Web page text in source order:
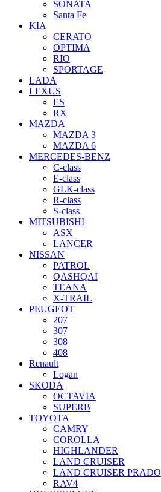
SONATA
Santa Fe
KIA
CERATO
OPTIMA
RIO
SPORTAGE
LADA
LEXUS
ES
RX
MAZDA
MAZDA 3
MAZDA 6
MERCEDES-BENZ
C-class
E-class
GLK-class
R-class
S-class
MITSUBISHI
ASX
LANCER
NISSAN
PATROL
QASHQAI
TEANA
X-TRAIL
PEUGEOT
207
307
308
408
Renault
Logan
SKODA
OCTAVIA
SUPERB
TOYOTA
CAMRY
COROLLA
HIGHLANDER
LAND CRUISER
LAND CRUISER PRADO
RAV4